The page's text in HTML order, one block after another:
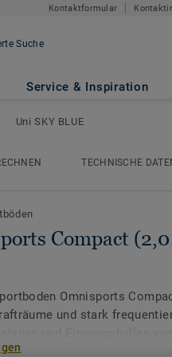
Kontaktformular
Suche
Service & Inspiration
SKY BLUE
Uni SKY BLUE
TECHNISCHE
Compact
Omnisports
und stark
Widerstandsfähigkeit